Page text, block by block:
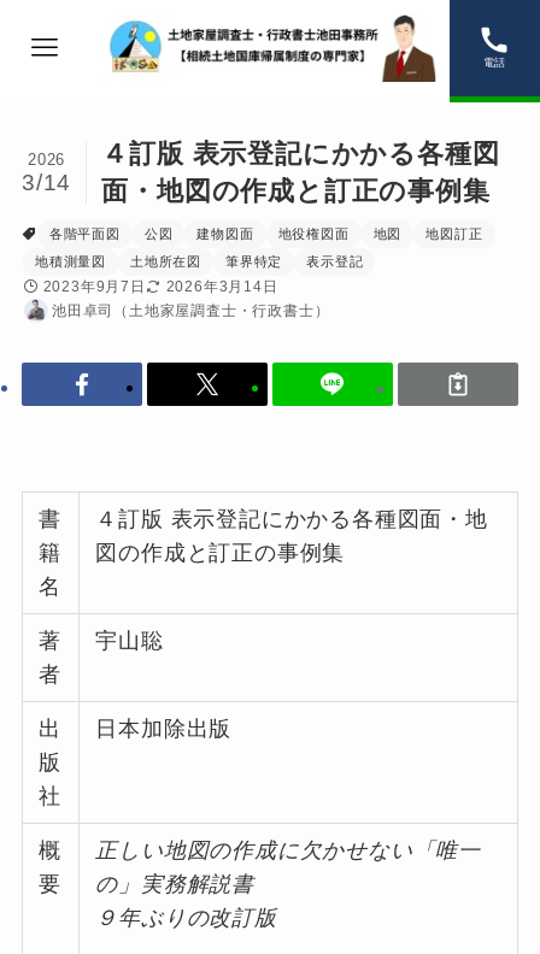
電話
４訂版 表示登記にかかる各種図
面・地図の作成と訂正の事例集
2026
3/14
各階平面図 公図 建物図面 地役権図面 地図
地図訂正
地積測量図
土地所在図 筆界特定 表示登記
2023年9月7日
2026年3月14日
池田卓司（土地家屋調査士・行政書士）
書
籍
名
４訂版 表示登記にかかる各種図面・地
図の作成と訂正の事例集
著
者
宇山聡
出
版
社
日本加除出版
概
要
正しい地図の作成に欠かせない「唯一
の」実務解説書
９年ぶりの改訂版